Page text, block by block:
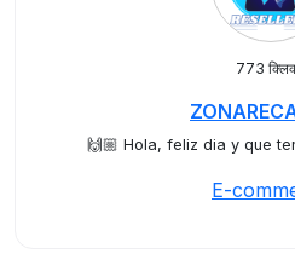
773
🙌🏼 Hola, feliz dia y que
E-